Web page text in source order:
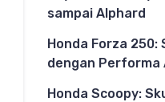
sampai Alphard
Honda Forza 250:
dengan Performa
Honda Scoopy: